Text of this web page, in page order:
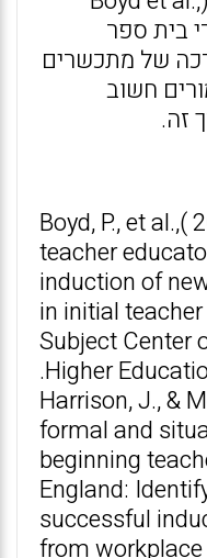
בית ספר
של מתכשרים
חשוב
זה.
Boyd, P., et al.,(
teacher
induction of
in initial
Subject Center
Higher
Harrison, J., &
formal and
beginning
England:
successful
from